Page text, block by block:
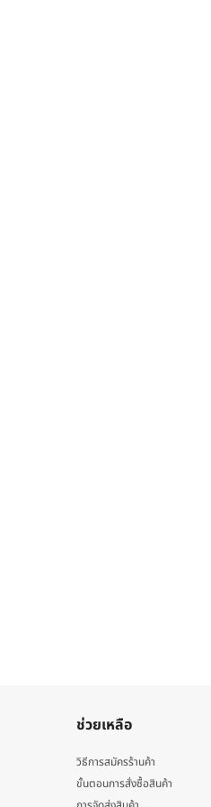
ช่วยเหลือ
วิธีการสมัครร้านค้า
ขั้นตอนการสั่งซื้อสินค้า